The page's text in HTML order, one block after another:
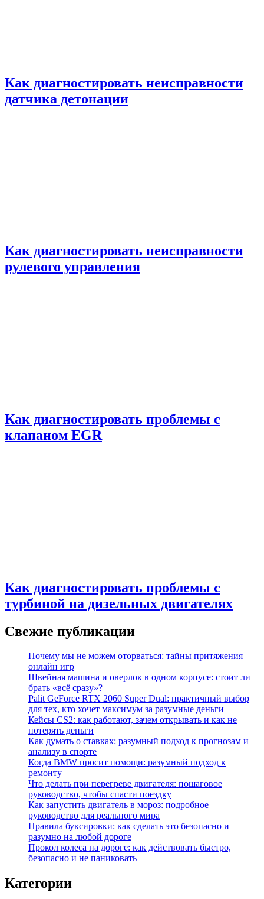
Как диагностировать неисправности
датчика детонации
Как диагностировать неисправности
рулевого управления
Как диагностировать проблемы с
клапаном EGR
Как диагностировать проблемы с
турбиной на дизельных двигателях
Свежие публикации
Почему мы не можем оторваться: тайны притяжения
онлайн игр
Швейная машина и оверлок в одном корпусе: стоит ли
брать «всё сразу»?
Palit GeForce RTX 2060 Super Dual: практичный выбор
для тех, кто хочет максимум за разумные деньги
Кейсы CS2: как работают, зачем открывать и как не
потерять деньги
Как думать о ставках: разумный подход к прогнозам и
анализу в спорте
Когда BMW просит помощи: разумный подход к
ремонту
Что делать при перегреве двигателя: пошаговое
руководство, чтобы спасти поездку
Как запустить двигатель в мороз: подробное
руководство для реального мира
Правила буксировки: как сделать это безопасно и
разумно на любой дороге
Прокол колеса на дороге: как действовать быстро,
безопасно и не паниковать
Категории